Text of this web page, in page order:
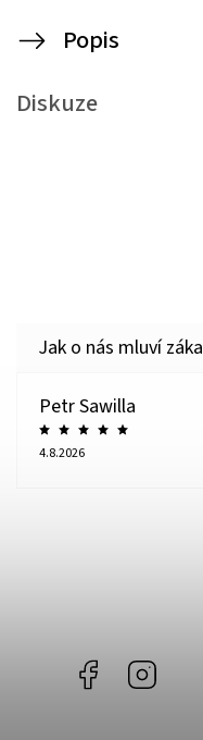
Popis
Diskuze
Petr Sawilla
4.8.2026
Facebook